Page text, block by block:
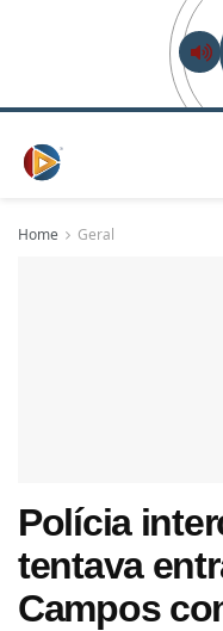
Home Geral
Polícia
tentava
Campos